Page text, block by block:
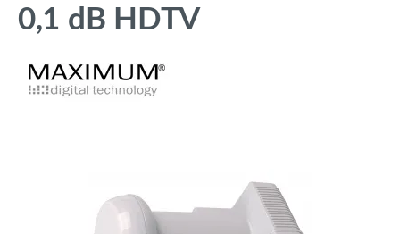
0,1 dB HDTV